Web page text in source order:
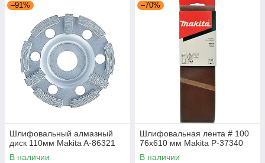
–91%
Шлифовальный алмазный
диск 110мм Makita A-86321
В наличии
–70%
Шлифовальная лента # 100
76x610 мм Makita P-37340
В наличии